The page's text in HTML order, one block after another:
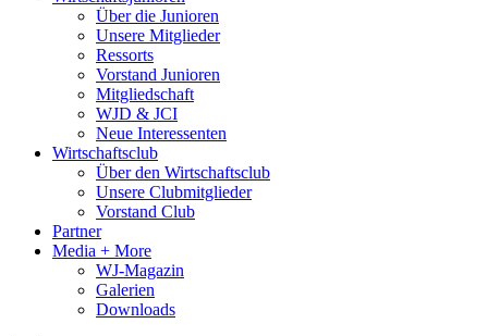
Über die Junioren
Unsere Mitglieder
Ressorts
Vorstand Junioren
Mitgliedschaft
WJD & JCI
Neue Interessenten
Wirtschaftsclub
Über den Wirtschaftsclub
Unsere Clubmitglieder
Vorstand Club
Partner
Media + More
WJ-Magazin
Galerien
Downloads